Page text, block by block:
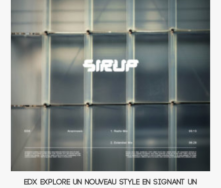
EDX explore un nouveau style en signant un